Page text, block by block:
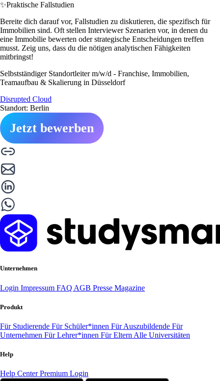
✨Praktische Fallstudien
Bereite dich darauf vor, Fallstudien zu diskutieren, die spezifisch für
Immobilien sind. Oft stellen Interviewer Szenarien vor, in denen du
eine Immobilie bewerten oder strategische Entscheidungen treffen
musst. Zeig uns, dass du die nötigen analytischen Fähigkeiten
mitbringst!
Selbstständiger Standortleiter m/w/d - Franchise, Immobilien,
Teamaufbau & Skalierung in Düsseldorf
Disrupted Cloud
Standort: Berlin
Jetzt bewerben
Unternehmen
Login Impressum FAQ AGB Presse Magazine
Produkt
Für Studierende Für Schüler*innen Für Auszubildende Für
Unternehmen Für Lehrer*innen Für Eltern Alle Universitäten
Help
Help CenterPremium Login